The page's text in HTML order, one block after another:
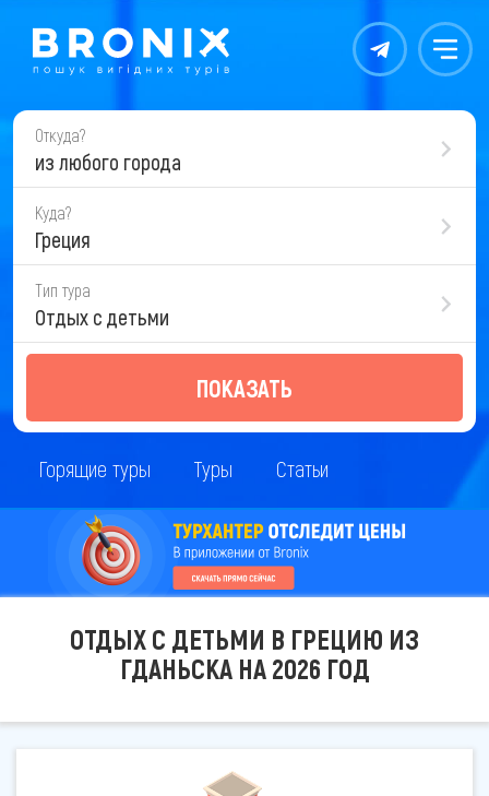
Контакты Меню
Откуда?
из любого города
Куда?
Греция
Тип тура
Отдых с детьми
ПОКАЗАТЬ
Горящие туры Туры Статьи
ОТДЫХ С ДЕТЬМИ В ГРЕЦИЮ ИЗ
ГДАНЬСКА НА 2026 ГОД